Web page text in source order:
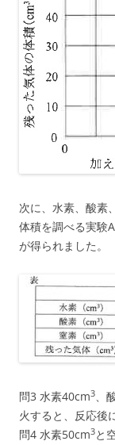
次に、水素、酸素
体積を調べる実験
が得られました。
問3 水素40cm3、
火すると、反応後
問4 水素50cm3と